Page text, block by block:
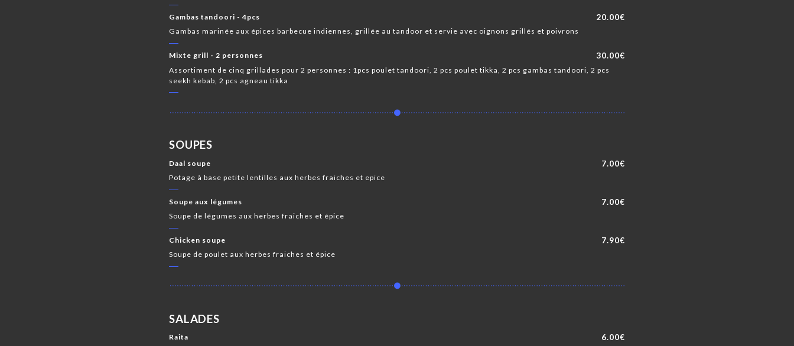
Gambas tandoori - 4pcs 20.00€
Gambas marinée aux épices barbecue indiennes, grillée au tandoor et servie avec oignons grillés et poivrons
Mixte grill - 2 personnes 30.00€
Assortiment de cinq grillades pour 2 personnes : 1pcs poulet tandoori, 2 pcs poulet tikka, 2 pcs gambas tandoori, 2 pcs
seekh kebab, 2 pcs agneau tikka
SOUPES
Daal soupe 7.00€
Potage à base petite lentilles aux herbes fraiches et epice
Soupe aux légumes 7.00€
Soupe de légumes aux herbes fraiches et épice
Chicken soupe 7.90€
Soupe de poulet aux herbes fraiches et épice
SALADES
Raita 6.00€